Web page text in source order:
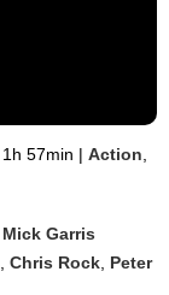
1h 57min | Action
Mick Garris
,Chris Rock Peter